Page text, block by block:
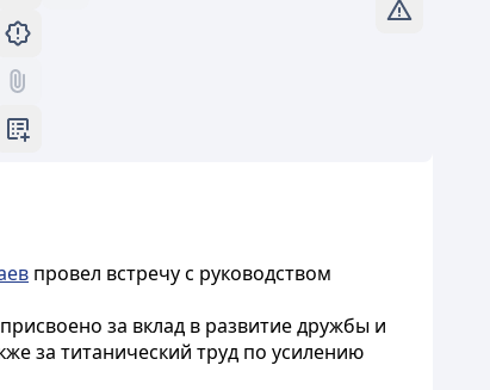
провел встречу с руководством
за вклад в развитие дружбы и
за титанический труд по усилению